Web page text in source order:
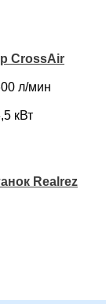
CrossAir
л/мин
кВт
Realrez